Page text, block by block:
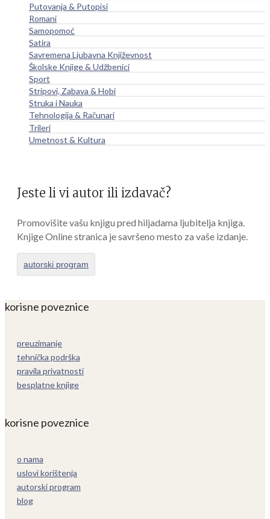
Putovanja & Putopisi
Romani
Samopomoć
Satira
Savremena Ljubavna Književnost
Školske Knjige & Udžbenici
Sport
Stripovi, Zabava & Hobi
Struka i Nauka
Tehnologija & Računari
Trileri
Umetnost & Kultura
Jeste li vi autor ili izdavač?
Promovišite vašu knjigu pred hiljadama ljubitelja knjiga.
Knjige Online stranica je savršeno mesto za vaše izdanje.
autorski program
korisne poveznice
preuzimanje
tehnička podrška
pravila privatnosti
besplatne knjige
korisne poveznice
o nama
uslovi korištenja
autorski program
blog